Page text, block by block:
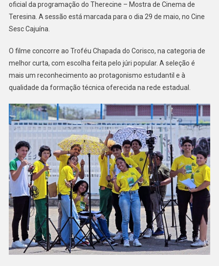
oficial da programação do Therecine – Mostra de Cinema de
Teresina. A sessão está marcada para o dia 29 de maio, no Cine
Sesc Cajuína.
O filme concorre ao Troféu Chapada do Corisco, na categoria de
melhor curta, com escolha feita pelo júri popular. A seleção é
mais um reconhecimento ao protagonismo estudantil e à
qualidade da formação técnica oferecida na rede estadual.